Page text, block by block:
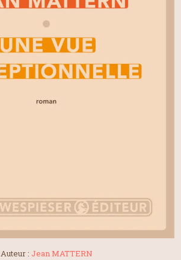
Auteur : Jean MATTERN